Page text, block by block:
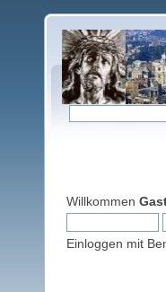
Willkommen
Einloggen mit